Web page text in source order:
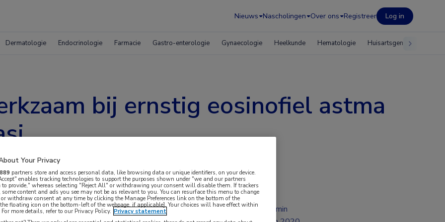
Nieuws Nascholingen Over ons Registreer Log in
Dermatologie Endocrinologie Farmacie Gastro-enterologie Gynaecologie Heelkunde Hematologie Huisartsgeneeskunde
bij ernstig eosinofiel astma
benralizumab, een monoklonaal antilichaam
2 min
Your Privacy
889 partners store and access personal data, like browsing data or unique identifiers, on your device.
enables tracking technologies to support the purposes shown under "we and our partners
to provide," whereas selecting "Reject All" or withdrawing your consent will disable them. If trackers
some content and ads you see may not be as relevant to you. You can resurface this menu to change
or withdraw consent at any time by clicking the Manage Preferences link on the bottom of the
floating icon on the bottom-left of the webpage, if applicable]. Your choices will have effect within
more details, refer to our Privacy Policy. Privacy statement